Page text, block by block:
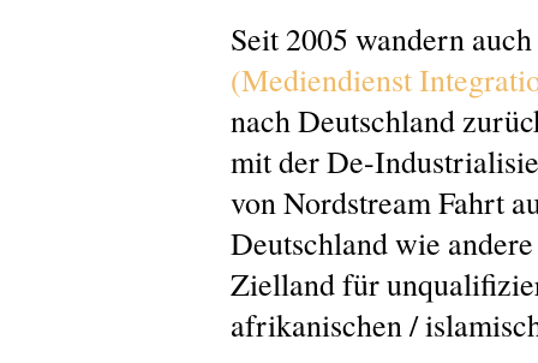
Seit 2005 wandern auch
(Mediendienst
nach Deutschland
mit der De-
von Nordstream Fahrt
Deutschland wie
Zielland für
afrikanischen /